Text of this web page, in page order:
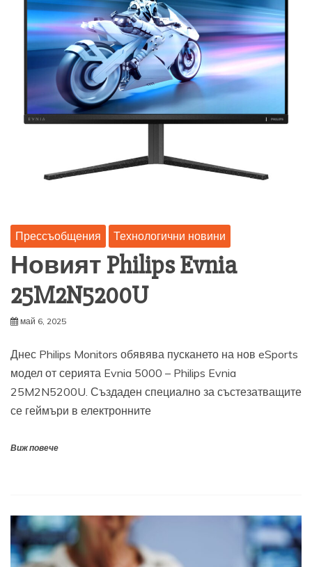
Прессъобщения Технологични новини
Новият Philips Evnia
25M2N5200U
май 6, 2025
Днес Philips Monitors обявява пускането на нов eSports
модел от серията Evnia 5000 – Philips Evnia
25M2N5200U. Създаден специално за състезатващите
се геймъри в електронните
Виж повече